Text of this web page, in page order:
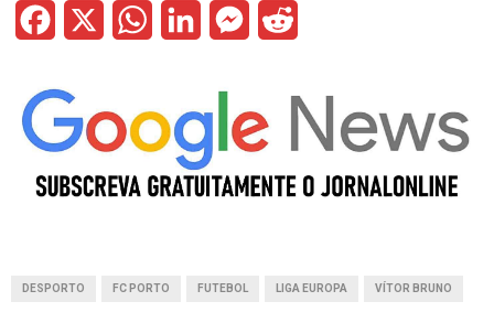
c
e
b
k
t
s
p
k
e
n
M
s
e
d
DESPORTO FC PORTO FUTEBOL LIGA EUROPA VÍTOR BRUNO